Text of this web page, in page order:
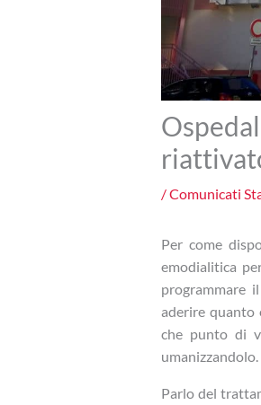
/Comunicati
Per come
emodialitica
programmare
aderire quanto
che punto di
umanizzandolo.
Parlo del